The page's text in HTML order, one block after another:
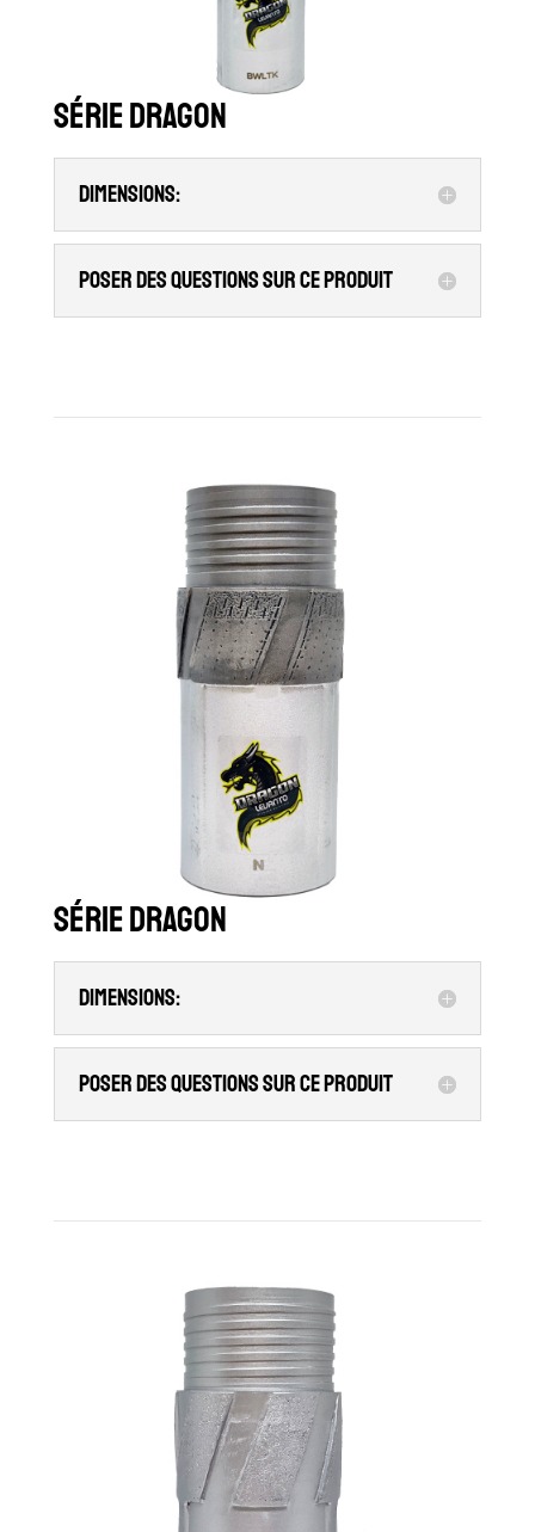
Série Dragon
Dimensions:
Poser des questions sur ce produit
Série Dragon
Dimensions:
Poser des questions sur ce produit